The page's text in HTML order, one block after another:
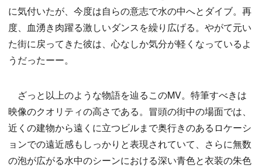
に気付いたが、今度は自らの意志で水の中へとダイブ。再
度、血湧き肉躍る激しいダンスを繰り広げる。やがて元い
た街に戻ってきた彼は、心なしか気分が軽くなっているよ
うだったーー。
ざっと以上のような物語を辿るこのMV。特筆すべきは
映像のクオリティの高さである。冒頭の街中の場面では、
近くの建物から遠くに立つビルまで奥行きのあるロケーシ
ョンでの遠近感もしっかりと表現されていて、さらに無数
の泡が広がる水中のシーンにおける深い青色と衣装の朱色